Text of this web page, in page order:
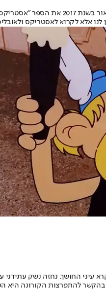
כן, כן, סדרת הקומיקס
אלא לקרוא לאסטריקס